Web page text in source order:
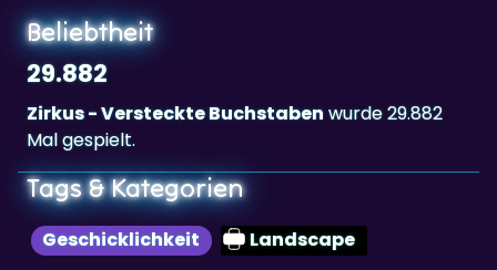
Beliebtheit
29.882
Zirkus - Versteckte Buchstabenwurde 29.882
Mal gespielt.
Tags & Kategorien
Geschicklichkeit Landscape